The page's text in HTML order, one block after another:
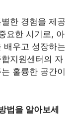
한 경험을 제공
요한 시기로, 아
배우고 성장하는
지원센터의 자
훌륭한 공간이
법을 알아보세